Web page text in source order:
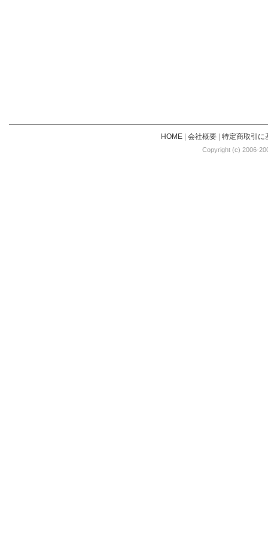
HOME| 会社概要| 特定商取引に
Copyright (c) 2006-